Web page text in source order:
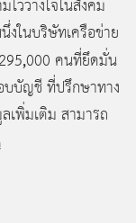
ไว้วางใจในสังคม
ในบริษัทเครือข่าย
,000 คนที่ยึดมั่น
บบัญชี ที่ปรึกษาทาง
พิ่มเติม สามารถ